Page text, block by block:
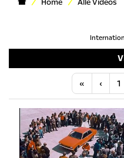
Home Alle Videos
« Anfang
‹ 1